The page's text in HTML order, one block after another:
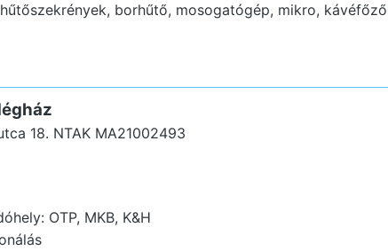
borhűtő, mosogatógép, mikro,
18. NTAK MA21002493
OTP, MKB, K&H